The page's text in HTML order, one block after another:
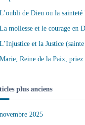
L’oubli de Dieu ou la sainteté
La mollesse et le courage en
L’Injustice et la Justice
Marie, Reine de la Paix, priez
plus anciens
novembre 2025